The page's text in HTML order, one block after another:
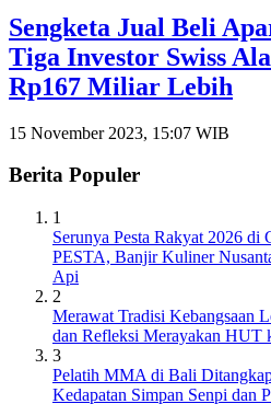
Sengketa Jual Beli
Tiga Investor Swiss
Rp167 Miliar Lebih
15 November 2023, 15:07 WIB
Berita Populer
1
Serunya Pesta Rakyat 2026
PESTA, Banjir Kuliner
Api
2
Merawat Tradisi Kebangsaan
dan Refleksi Merayakan HUT
3
Pelatih MMA di Bali
Kedapatan Simpan Senpi dan